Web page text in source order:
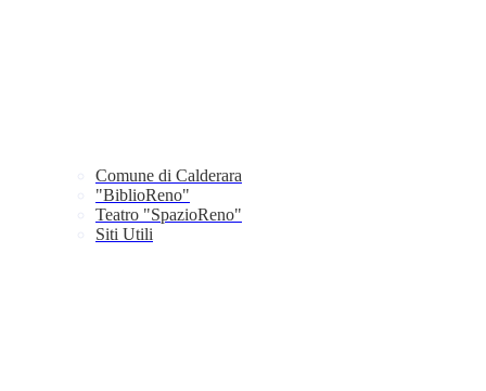
Comune di Calderara
"BiblioReno"
Teatro "SpazioReno"
Siti Utili